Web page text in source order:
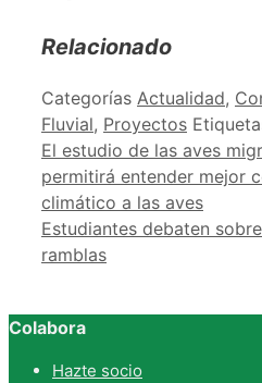
Relacionado
Categorías Actualidad,
Fluvial, Proyectos
El estudio de las aves
permitirá entender mejor
climático a las aves
Estudiantes debaten
ramblas
Colabora
Hazte socio